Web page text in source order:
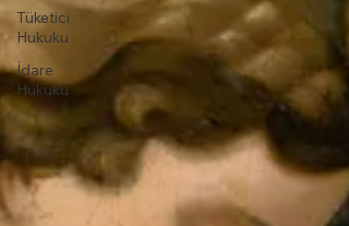
Tüketici
Hukuku
İdare
Hukuku